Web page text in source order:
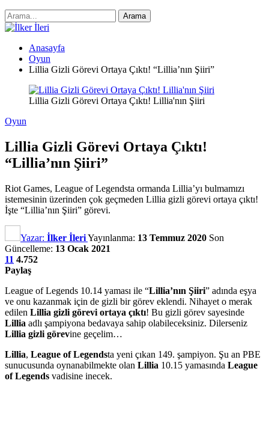
Anasayfa
Oyun
Lillia Gizli Görevi Ortaya Çıktı! “Lillia’nın Şiiri”
Lillia Gizli Görevi Ortaya Çıktı! Lillia'nın Şiiri
Oyun
Lillia Gizli Görevi Ortaya Çıktı!
“Lillia’nın Şiiri”
Riot Games, League of Legendsta ormanda Lillia’yı bulmamızı
istemesinin üzerinden çok geçmeden Lillia gizli görevi ortaya çıktı!
İşte “Lillia’nın Şiiri” görevi.
Yazar: İlker İleriYayınlanma: 13 Temmuz 2020 Son
Güncelleme: 13 Ocak 2021
11 4.752
Paylaş
League of Legends 10.14 yaması ile “Lillia’nın Şiiri” adında eşya
ve onu kazanmak için de gizli bir görev eklendi. Nihayet o merak
edilen Lillia gizli görevi ortaya çıktı! Bu gizli görev sayesinde
Lillia adlı şampiyona bedavaya sahip olabileceksiniz. Dilerseniz
Lillia gizli görevine geçelim…
Lillia, League of Legendsta yeni çıkan 149. şampiyon. Şu an PBE
sunucusunda oynanabilmekte olan Lillia 10.15 yamasında League
of Legends vadisine inecek.